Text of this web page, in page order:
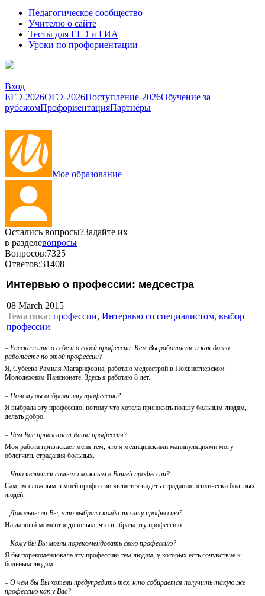
Педагогическое сообщество
Учителю о сайте
Тесты для ЕГЭ и ГИА
Уроки по профориентации
Вход
ЕГЭ-2026ОГЭ-2026Поступление-2026Обучение за
рубежомПрофориентацияПартнёры
Мое образование
Остались вопросы?Задайте их
в разделевопросы
Вопросов:7325
Ответов:31408
Интервью о профессии: медсестра
08 March 2015
Тематика: профессии, Интервью со специалистом, выбор
профессии
– Расскажите о себе и о своей профессии. Кем Вы работаете и как долго
работаете по этой профессии?
Я, Субеева Рамиля Магарифовна, работаю медсестрой в Похвистневском
Молодежном Пансионате. Здесь я работаю 8 лет.
– Почему вы выбрали эту профессию?
Я выбрала эту профессию, потому что хотела приносить пользу больным людям,
делать добро.
– Чем Вас привлекает Ваша профессия?
Моя работа привлекает меня тем, что я медицинскими манипуляциями могу
облегчить страдания больных.
– Что является самым сложным в Вашей профессии?
Самым сложным в моей профессии является видеть страдания психически больных
людей.
– Довольны ли Вы, что выбрали когда-то эту профессию?
На данный момент я довольна, что выбрала эту профессию.
– Кому бы Вы могли порекомендовать свою профессию?
Я бы порекомендовала эту профессию тем людям, у которых есть сочувствие к
больным людям.
– О чем бы Вы хотели предупредить тех, кто собирается получить такую же
профессию как у Вас?